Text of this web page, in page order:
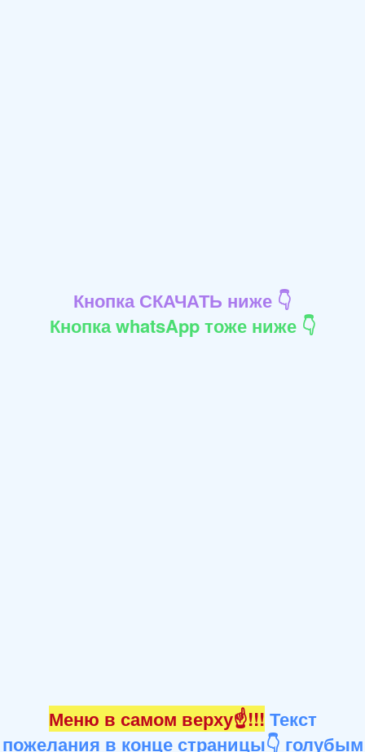
Кнопка СКАЧАТЬ ниже 👇
Кнопка whatsApp тоже ниже 👇
Меню в самом верху☝!!! Текст
пожелания в конце страницы👇 голубым